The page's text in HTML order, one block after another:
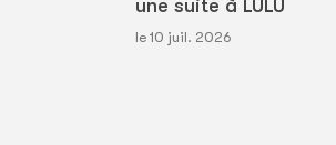
une suite à LULU
le 10 juil. 2026